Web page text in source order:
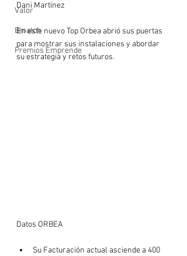
Valor
Bmatch
Premios Emprende
Dani Martínez
En este nuevo Top Orbea abrió sus puertas
para mostrar sus instalaciones y abordar
su estrategia y retos futuros.
Su Facturación actual asciende a 400